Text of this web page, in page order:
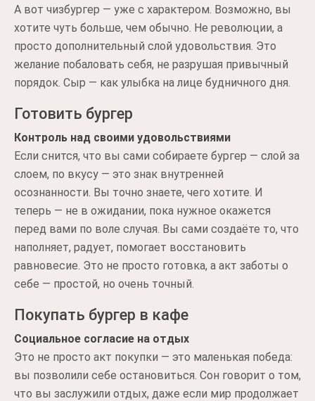
А вот чизбургер — уже с характером. Возможно, вы
хотите чуть больше, чем обычно. Не революции, а
просто дополнительный слой удовольствия. Это
желание побаловать себя, не разрушая привычный
порядок. Сыр — как улыбка на лице будничного дня.
Готовить бургер
Контроль над своими удовольствиями
Если снится, что вы сами собираете бургер — слой за
слоем, по вкусу — это знак внутренней
осознанности. Вы точно знаете, чего хотите. И
теперь — не в ожидании, пока нужное окажется
перед вами по воле случая. Вы сами создаёте то, что
наполняет, радует, помогает восстановить
равновесие. Это не просто готовка, а акт заботы о
себе — простой, но очень точный.
Покупать бургер в кафе
Социальное согласие на отдых
Это не просто акт покупки — это маленькая победа:
вы позволили себе остановиться. Сон говорит о том,
что вы заслужили отдых, даже если мир продолжает